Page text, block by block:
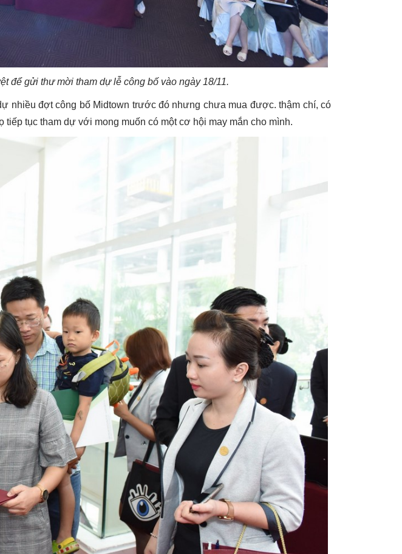
để gửi thư mời tham dự lễ công bố vào ngày 18/11.
nhiều đợt công bố Midtown trước đó nhưng chưa mua được. thậm chí, có
tục tham dự với mong muốn có một cơ hội may mắn cho mình.